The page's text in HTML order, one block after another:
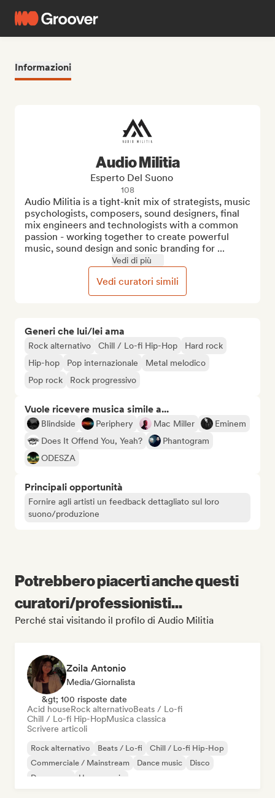
Informazioni
Generi che lui/lei ama
Rock alternativo Chill / Lo-fi Hip-Hop
Hard rock
Hip-hop
Pop internazionale
Metal melodico
Pop rock
Rock progressivo
Vuole ricevere musica simile a...
Blindside Periphery Mac Miller
Eminem
Does It Offend You, Yeah?
Phantogram
ODESZA
Principali opportunità
Fornire agli artisti un feedback dettagliato sul loro
suono/produzione
Audio Militia
Esperto Del Suono
108
Audio Militia is a tight-knit mix of strategists, music
psychologists, composers, sound designers, final
mix engineers and technologists with a common
passion - working together to create powerful
music, sound design and sonic branding for ...
Vedi di più
Vedi curatori simili
Potrebbero piacerti anche questi
curatori/professionisti...
Perché stai visitando il profilo di Audio Militia
Zoila Antonio
Media/Giornalista
&gt; 100 risposte date
Acid houseRock alternativoBeats / Lo-fi
Chill / Lo-fi Hip-HopMusica classica
Scrivere articoli
Rock alternativo Beats / Lo-fi
Chill / Lo-fi Hip-Hop
Commerciale / Mainstream
Dance music
Disco
Dream pop
House music